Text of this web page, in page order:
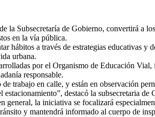
la Subsecretaría de Gobierno, convertirá a
en la vía pública.
hábitos a través de estrategias educativas
urbana.
por el Organismo de Educación
responsable.
trabajo en calle, y están en observación
estacionamiento”, destacó la subsecretaria
general, la iniciativa se focalizará
y mantendrá informado al cuerpo de